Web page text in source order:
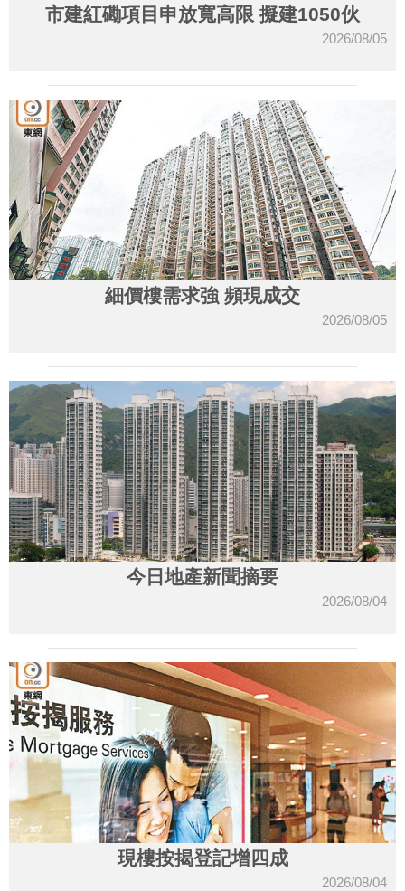
市建紅磡項目申放寬高限 擬建1050伙
2026/08/05
細價樓需求強 頻現成交
2026/08/05
今日地產新聞摘要
2026/08/04
現樓按揭登記增四成
2026/08/04